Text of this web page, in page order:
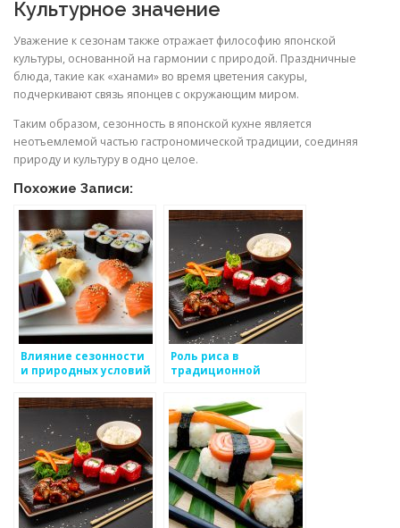
Культурное значение
Уважение к сезонам также отражает философию японской
культуры, основанной на гармонии с природой. Праздничные
блюда, такие как «ханами» во время цветения сакуры,
подчеркивают связь японцев с окружающим миром.
Таким образом, сезонность в японской кухне является
неотъемлемой частью гастрономической традиции, соединяя
природу и культуру в одно целое.
Похожие Записи:
Влияние сезонности
и природных условий
Роль риса в
традиционной